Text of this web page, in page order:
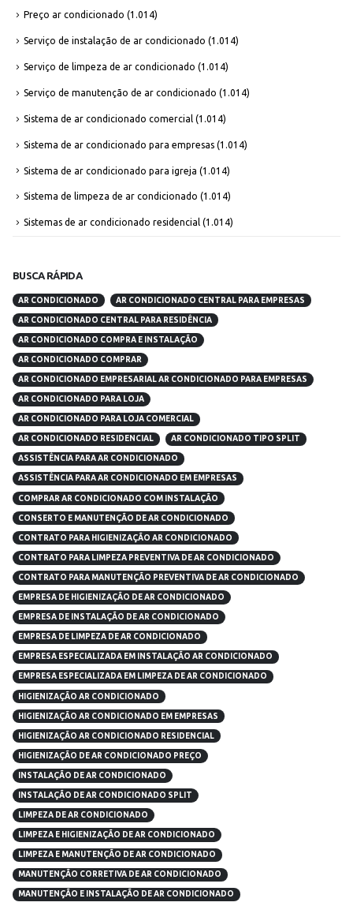
Preço ar condicionado (1.014)
Serviço de instalação de ar condicionado (1.014)
Serviço de limpeza de ar condicionado (1.014)
Serviço de manutenção de ar condicionado (1.014)
Sistema de ar condicionado comercial (1.014)
Sistema de ar condicionado para empresas (1.014)
Sistema de ar condicionado para igreja (1.014)
Sistema de limpeza de ar condicionado (1.014)
Sistemas de ar condicionado residencial (1.014)
BUSCA RÁPIDA
AR CONDICIONADO AR CONDICIONADO CENTRAL PARA EMPRESAS
AR CONDICIONADO CENTRAL PARA RESIDÊNCIA
AR CONDICIONADO COMPRA E INSTALAÇÃO
AR CONDICIONADO COMPRAR
AR CONDICIONADO EMPRESARIAL AR CONDICIONADO PARA EMPRESAS
AR CONDICIONADO PARA LOJA
AR CONDICIONADO PARA LOJA COMERCIAL
AR CONDICIONADO RESIDENCIAL AR CONDICIONADO TIPO SPLIT
ASSISTÊNCIA PARA AR CONDICIONADO
ASSISTÊNCIA PARA AR CONDICIONADO EM EMPRESAS
COMPRAR AR CONDICIONADO COM INSTALAÇÃO
CONSERTO E MANUTENÇÃO DE AR CONDICIONADO
CONTRATO PARA HIGIENIZAÇÃO AR CONDICIONADO
CONTRATO PARA LIMPEZA PREVENTIVA DE AR CONDICIONADO
CONTRATO PARA MANUTENÇÃO PREVENTIVA DE AR CONDICIONADO
EMPRESA DE HIGIENIZAÇÃO DE AR CONDICIONADO
EMPRESA DE INSTALAÇÃO DE AR CONDICIONADO
EMPRESA DE LIMPEZA DE AR CONDICIONADO
EMPRESA ESPECIALIZADA EM INSTALAÇÃO AR CONDICIONADO
EMPRESA ESPECIALIZADA EM LIMPEZA DE AR CONDICIONADO
HIGIENIZAÇÃO AR CONDICIONADO
HIGIENIZAÇÃO AR CONDICIONADO EM EMPRESAS
HIGIENIZAÇÃO AR CONDICIONADO RESIDENCIAL
HIGIENIZAÇÃO DE AR CONDICIONADO PREÇO
INSTALAÇÃO DE AR CONDICIONADO
INSTALAÇÃO DE AR CONDICIONADO SPLIT
LIMPEZA DE AR CONDICIONADO
LIMPEZA E HIGIENIZAÇÃO DE AR CONDICIONADO
LIMPEZA E MANUTENÇÃO DE AR CONDICIONADO
MANUTENÇÃO CORRETIVA DE AR CONDICIONADO
MANUTENÇÃO E INSTALAÇÃO DE AR CONDICIONADO